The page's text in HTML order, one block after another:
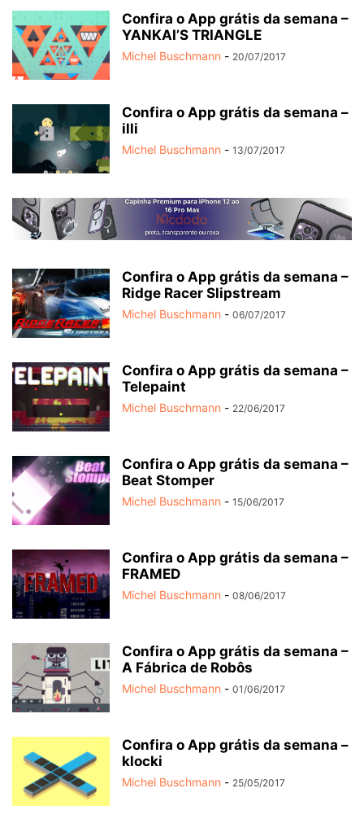
Confira o App grátis da semana –
YANKAI’S TRIANGLE
Michel Buschmann - 20/07/2017
Confira o App grátis da semana –
illi
Michel Buschmann - 13/07/2017
Confira o App grátis da semana –
Ridge Racer Slipstream
Michel Buschmann - 06/07/2017
Confira o App grátis da semana –
Telepaint
Michel Buschmann - 22/06/2017
Confira o App grátis da semana –
Beat Stomper
Michel Buschmann - 15/06/2017
Confira o App grátis da semana –
FRAMED
Michel Buschmann - 08/06/2017
Confira o App grátis da semana –
A Fábrica de Robôs
Michel Buschmann - 01/06/2017
Confira o App grátis da semana –
klocki
Michel Buschmann - 25/05/2017